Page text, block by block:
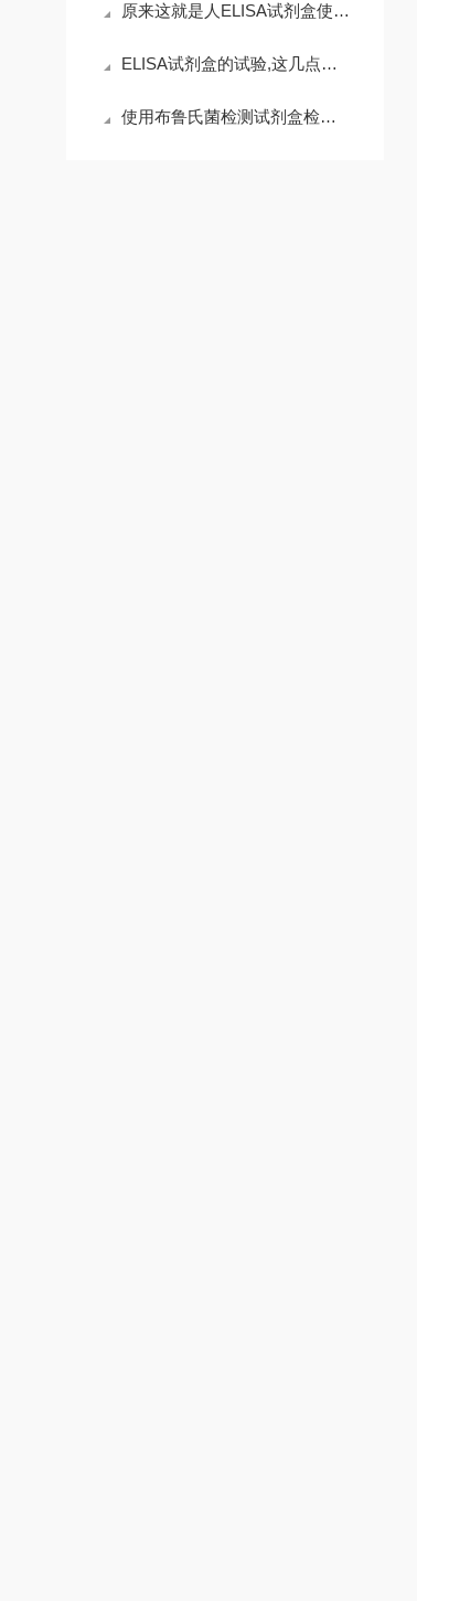
原来这就是人ELISA试剂盒使用时需要遵守的规范
ELISA试剂盒的试验,这几点非常重要,且不可漫不经心
使用布鲁氏菌检测试剂盒检测时，需要遵循以下步骤